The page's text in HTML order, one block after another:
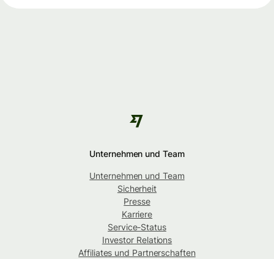
Unternehmen und Team
Unternehmen und Team
Sicherheit
Presse
Karriere
Service-Status
Investor Relations
Affiliates und Partnerschaften